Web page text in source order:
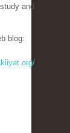
and
blog: